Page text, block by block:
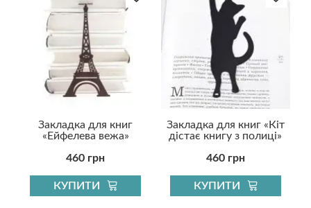
Закладка для книг
«Ейфелева вежа»
460 грн
КУПИТИ
Закладка для книг «Кіт
дістає книгу з полиці»
460 грн
КУПИТИ